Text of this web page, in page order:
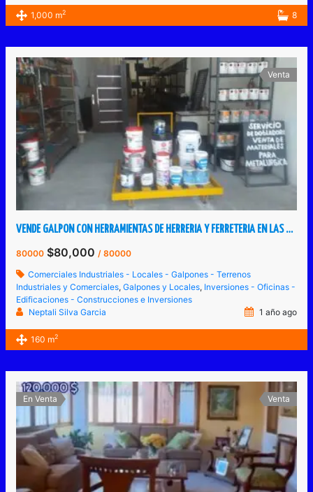
1,000 m2 8
Venta
VENDE GALPON CON HERRAMIENTAS DE HERRERIA Y FERRETERIA EN LAS VEGAS DE TÁRIBA
80000 $80,000 / 80000
Comerciales Industriales - Locales - Galpones - Terrenos
Industriales y Comerciales,Galpones y Locales, Inversiones - Oficinas -
Edificaciones - Construcciones e Inversiones
Neptali Silva Garcia
1 año ago
160 m2
En Venta Venta